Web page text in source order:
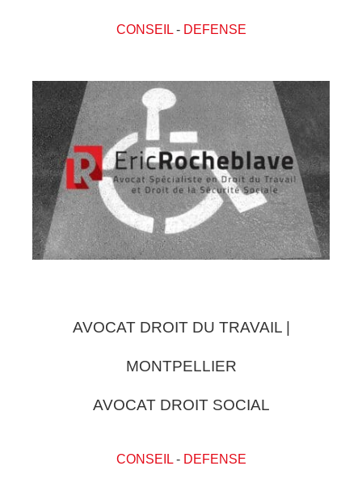
CONSEIL- DEFENSE
AVOCAT DROIT DU TRAVAIL |
MONTPELLIER
AVOCAT DROIT SOCIAL
CONSEIL- DEFENSE